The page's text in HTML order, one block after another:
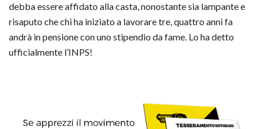
debba essere affidato alla casta, nonostante sia lampante e
risaputo che chi ha iniziato a lavorare tre, quattro anni fa
andrà in pensione con uno stipendio da fame. Lo ha detto
ufficialmente l’INPS!